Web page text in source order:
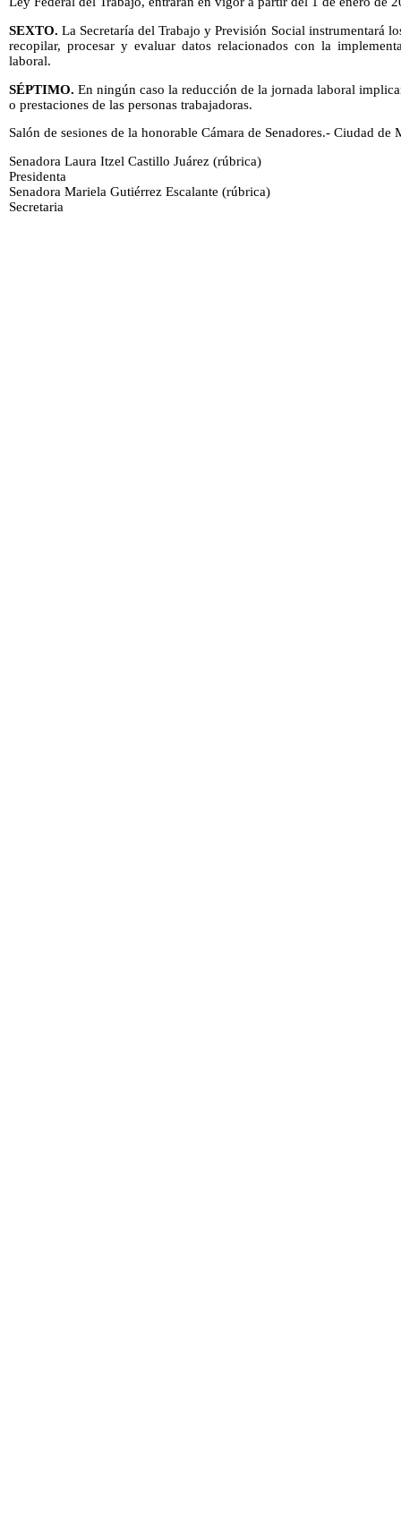
SEXTO.La Secretaría del Trabajo y Previsión Social instrumentará
recopilar, procesar y evaluar datos relacionados con la
laboral.
SÉPTIMO. En ningún caso la reducción de la jornada laboral
o prestaciones de las personas trabajadoras.
Salón de sesiones de la honorable Cámara de Senadores.­- Ciudad
Senadora Laura Itzel Castillo Juárez (rúbrica)
Presidenta
Senadora Mariela Gutiérrez Escalante (rúbrica)
Secretaria